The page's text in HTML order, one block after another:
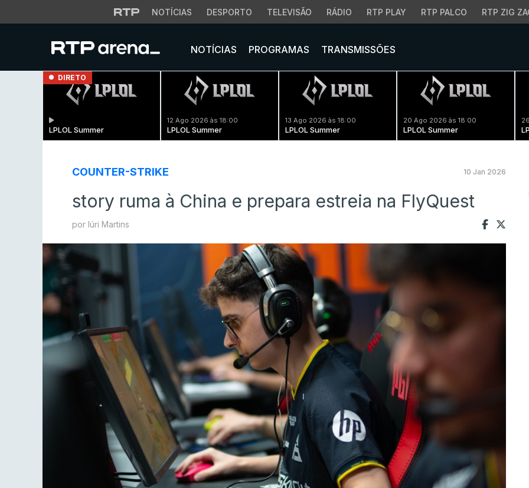
NOTÍCIAS DESPORTO TELEVISÃO RÁDIO RTP PLAY RTP PALCO RTP ZIG
NOTÍCIAS PROGRAMAS TRANSMISSÕES
DIRETO
LPLOL Summer
12 Ago 2026 às 18:00
LPLOL Summer
13 Ago 2026 às 18:00
LPLOL Summer
20 Ago 2026 às 18:00
LPLOL Summer
COUNTER-STRIKE 10 Jan 2026
story ruma à China e prepara estreia na FlyQuest
por Iúri Martins